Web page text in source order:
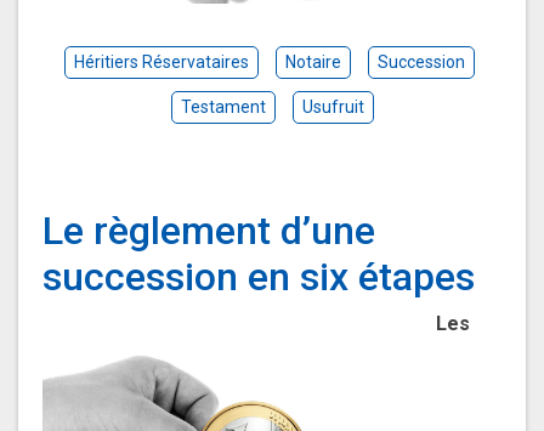
Héritiers Réservataires Notaire Succession
Testament Usufruit
Le règlement d’une
succession en six étapes
Les